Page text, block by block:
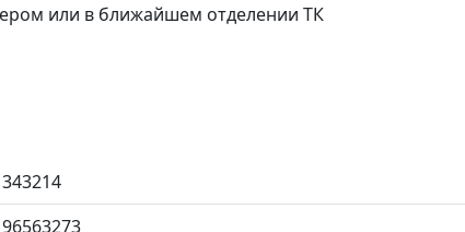
или в ближайшем отделении ТК
343214
96563273